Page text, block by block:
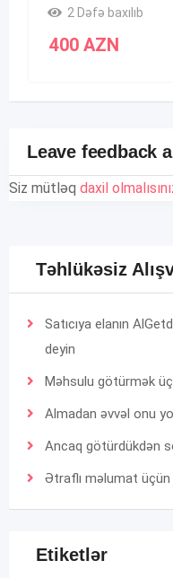
2 Dəfə baxılıb
400 AZN
Leave feedback
Siz mütləq daxil
Təhlükəsiz
Satıcıya elanın
deyin
Məhsulu götürmək
Almadan əvvəl onu
Ancaq götürdükdən
Ətraflı məlumat üçün
Etiketlər